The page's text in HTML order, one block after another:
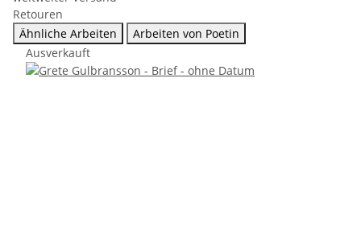
Retouren
Ähnliche Arbeiten
Arbeiten von Poetin
Ausverkauft